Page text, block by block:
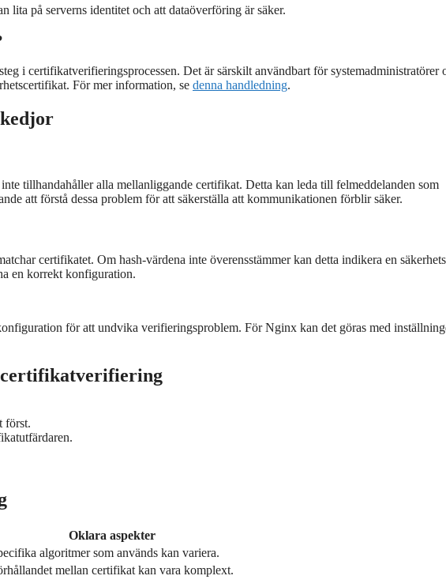
lita på serverns identitet och att dataöverföring är säker.
i certifikatverifieringsprocessen. Det är särskilt användbart för systemadministratörer
För mer information, se denna handledning.
tillhandahåller alla mellanliggande certifikat. Detta kan leda till felmeddelanden som
att förstå dessa problem för att säkerställa att kommunikationen förblir säker.
certifikatet. Om hash-värdena inte överensstämmer kan detta indikera en
en korrekt konfiguration.
för att undvika verifieringsproblem. För Nginx kan det göras med
först.
Oklara aspekter
algoritmer som används kan variera.
mellan certifikat kan vara komplext.